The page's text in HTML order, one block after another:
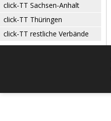
click-TT Sachsen-Anhalt
click-TT Thüringen
click-TT restliche Verbände